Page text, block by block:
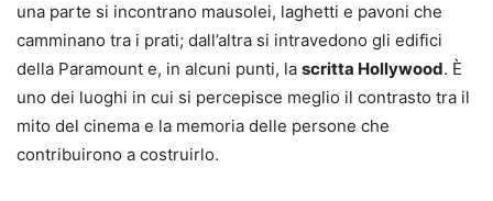
una parte si incontrano mausolei, laghetti e pavoni che
camminano tra i prati; dall’altra si intravedono gli edifici
della Paramount e, in alcuni punti, la scritta Hollywood. È
uno dei luoghi in cui si percepisce meglio il contrasto tra il
mito del cinema e la memoria delle persone che
contribuirono a costruirlo.